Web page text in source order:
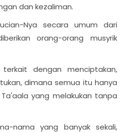
dan kezaliman.
Nya secara umum dari
orang-orang musyrik
dengan menciptakan,
dimana semua itu hanya
yang melakukan tanpa
nama yang banyak sekali,